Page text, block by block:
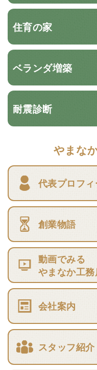
住育の家
ベランダ増築
耐震診断
やまな
代表プロフ
創業物語
動画でみる
やまなか工
会社案内
スタッフ紹介